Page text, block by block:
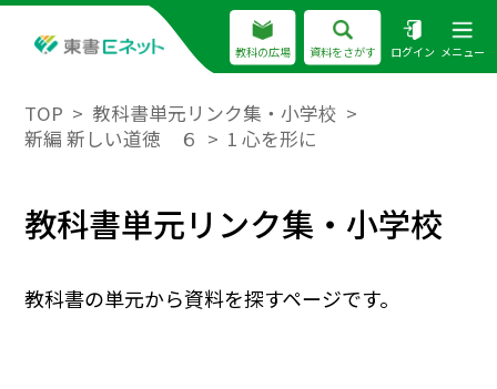
教科の広場 資料をさがす ログイン メニュー
TOP
教科書単元リンク集・小学校
新編 新しい道徳 ６
1 心を形に
教科書単元リンク集・小学校
教科書の単元から資料を探すページです。